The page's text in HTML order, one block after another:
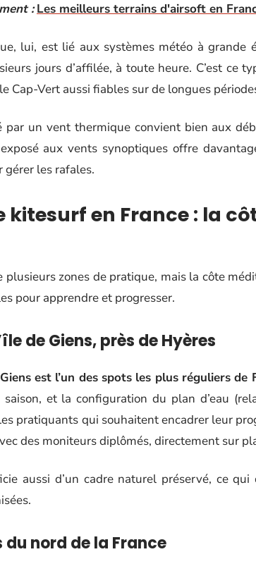
: Les meilleurs terrains d'airsoft en
lui, est lié aux systèmes météo à grande
jours d’affilée, à toute heure. C’est ce
Cap-Vert aussi fiables sur de longues
par un vent thermique convient bien aux
aux vents synoptiques offre
gérer les rafales.
kitesurf en France : la
plusieurs zones de pratique, mais la côte
pour apprendre et progresser.
de Giens, près de Hyères
est l’un des spots les plus réguliers de
et la configuration du plan d’eau
pratiquants qui souhaitent encadrer leur
des moniteurs diplômés, directement sur
aussi d’un cadre naturel préservé, ce
du nord de la France